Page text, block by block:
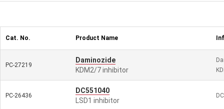
Cat. No. Product Name
PC-27219
Daminozide
KDM2/7 inhibitor
PC-26436
DC551040
LSD1 inhibitor